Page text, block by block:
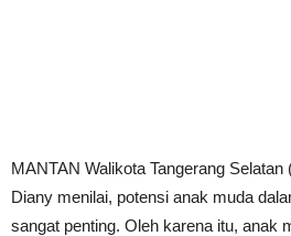
MANTAN Walikota Tangerang Selatan
Diany menilai, potensi anak muda
sangat penting. Oleh karena itu, anak